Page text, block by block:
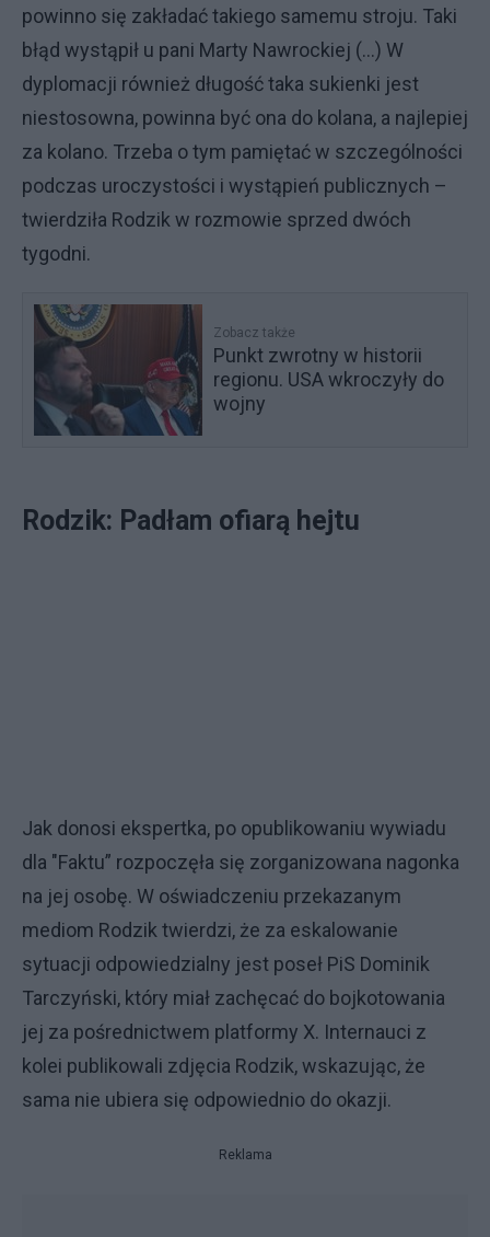
powinno się zakładać takiego samemu stroju. Taki
błąd wystąpił u pani Marty Nawrockiej (...) W
dyplomacji również długość taka sukienki jest
niestosowna, powinna być ona do kolana, a najlepiej
za kolano. Trzeba o tym pamiętać w szczególności
podczas uroczystości i wystąpień publicznych –
twierdziła Rodzik w rozmowie sprzed dwóch
tygodni.
Zobacz także
Punkt zwrotny w historii
regionu. USA wkroczyły do
wojny
Rodzik: Padłam ofiarą hejtu
Jak donosi ekspertka, po opublikowaniu wywiadu
dla "Faktu” rozpoczęła się zorganizowana nagonka
na jej osobę. W oświadczeniu przekazanym
mediom Rodzik twierdzi, że za eskalowanie
sytuacji odpowiedzialny jest poseł PiS Dominik
Tarczyński, który miał zachęcać do bojkotowania
jej za pośrednictwem platformy X. Internauci z
kolei publikowali zdjęcia Rodzik, wskazując, że
sama nie ubiera się odpowiednio do okazji.
Reklama